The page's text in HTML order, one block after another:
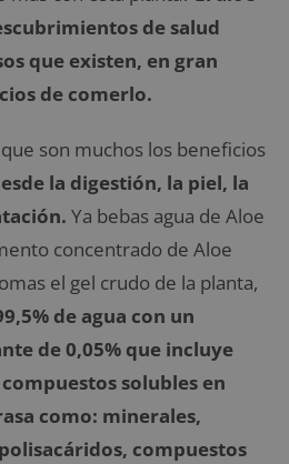
de salud
que existen, en gran
de comerlo.
son muchos los beneficios
la digestión, la piel, la
Ya bebas agua de Aloe
concentrado de Aloe
el gel crudo de la planta,
de agua con un
de 0,05% que incluye
solubles en
como: minerales,
compuestos